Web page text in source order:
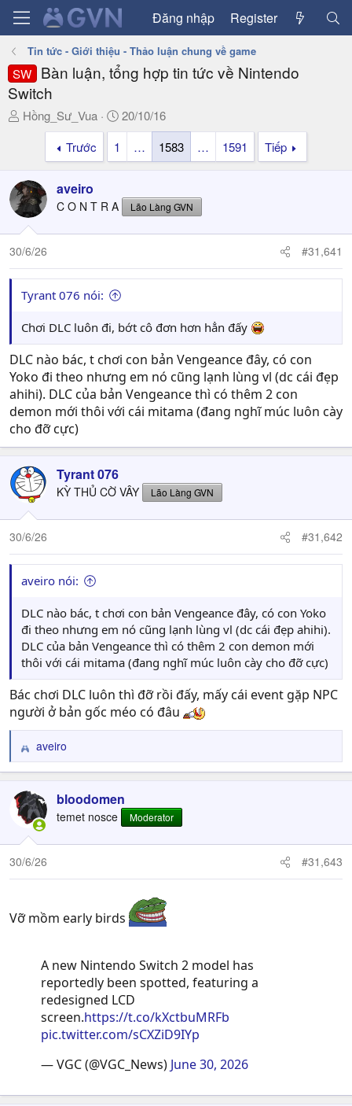
Đăng nhập Register
Tin tức - Giới thiệu - Thảo luận chung về game
SW
Bàn luận, tổng hợp tin tức về Nintendo
Switch
T
a
d
s
t
a
t
e
Hồng_Sư_Vua
N
g
y
ử
i
20/10/16
Trước
1 … 1583 … 1591 Tiếp
aveiro
C O N T R A Lão Làng GVN
30/6/26 #31,641
Tyrant 076 nói:
Chơi DLC luôn đi, bớt cô đơn hơn hẳn đấy
DLC nào bác, t chơi con bản Vengeance đây, có con
Yoko đi theo nhưng em nó cũng lạnh lùng vl (dc cái đẹp
ahihi). DLC của bản Vengeance thì có thêm 2 con
demon mới thôi với cái mitama (đang nghĩ múc luôn cày
cho đỡ cực)
Tyrant 076
KỲ THỦ CỜ VÂY Lão Làng GVN
30/6/26 #31,642
aveiro nói:
DLC nào bác, t chơi con bản Vengeance đây, có con Yoko
đi theo nhưng em nó cũng lạnh lùng vl (dc cái đẹp ahihi).
DLC của bản Vengeance thì có thêm 2 con demon mới
thôi với cái mitama (đang nghĩ múc luôn cày cho đỡ cực)
Bác chơi DLC luôn thì đỡ rồi đấy, mấy cái event gặp NPC
người ở bản gốc méo có đâu
R
e
c
t
o
n
aveiro
bloodomen
temet nosce Moderator
30/6/26 #31,643
Vỡ mồm early birds
A new Nintendo Switch 2 model has
reportedly been spotted, featuring a
redesigned LCD
screen.https://t.co/kXctbuMRFb
pic.twitter.com/sCXZiD9IYp
— VGC (@VGC_News) June 30, 2026